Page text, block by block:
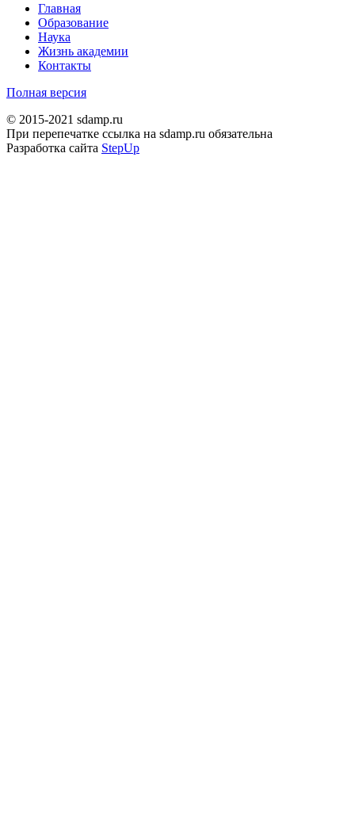
Главная
Образование
Наука
Жизнь академии
Контакты
Полная версия
© 2015-2021 sdamp.ru
При перепечатке ссылка на sdamp.ru обязательна
Разработка сайта StepUp